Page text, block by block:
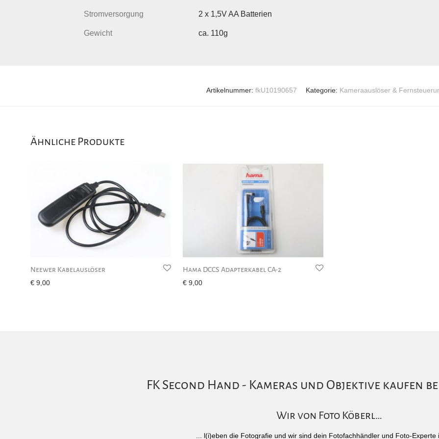
Stromversorgung 2 x 1,5V AA Batterien
Gewicht ca. 110g
Artikelnummer: fkU10190657 Kategorie: Kameraauslöser &
Ähnliche Produkte
Neewer Kabelauslöser
€ 9,00
Hama DCCS Adapterkabel CA-2
€ 9,00
FK Second Hand - Kameras und Objektive kaufen
Wir von Foto Köberl…
... l(i)eben die Fotografie und wir sind dein Fotofachhändler und Foto-Experte